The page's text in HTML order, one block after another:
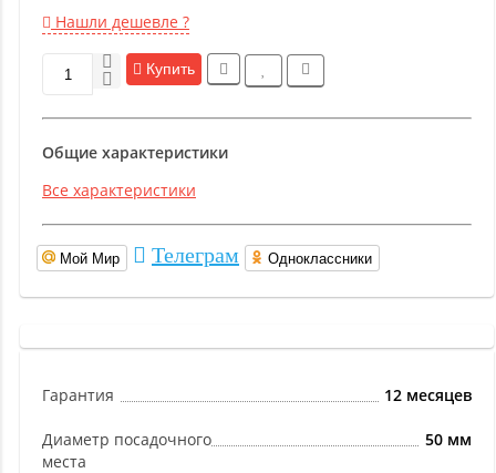
Нашли дешевле ?
Купить
Общие характеристики
Все характеристики
Мой Мир Телеграм Одноклассники
Гарантия 12 месяцев
Диаметр посадочного
места
50 мм